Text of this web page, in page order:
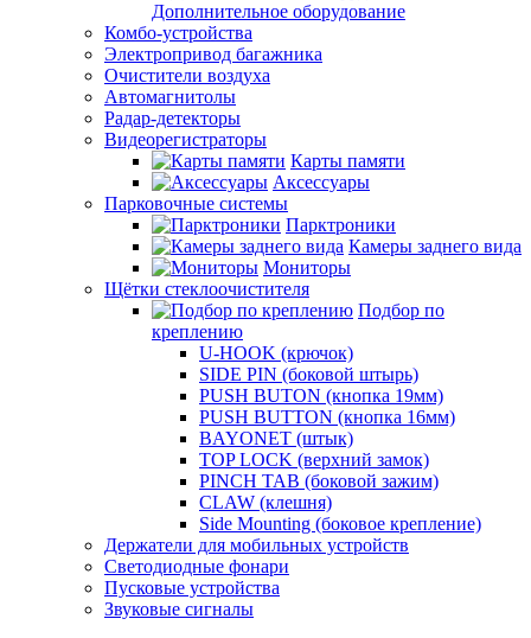
Дополнительное оборудование
Комбо-устройства
Электропривод багажника
Очистители воздуха
Автомагнитолы
Радар-детекторы
Видеорегистраторы
Карты памяти
Аксессуары
Парковочные системы
Парктроники
Камеры заднего вида
Мониторы
Щётки стеклоочистителя
Подбор по
креплению
U-HOOK (крючок)
SIDE PIN (боковой штырь)
PUSH BUTON (кнопка 19мм)
PUSH BUTTON (кнопка 16мм)
BAYONET (штык)
TOP LOCK (верхний замок)
PINCH TAB (боковой зажим)
CLAW (клешня)
Side Mounting (боковое крепление)
Держатели для мобильных устройств
Светодиодные фонари
Пусковые устройства
Звуковые сигналы